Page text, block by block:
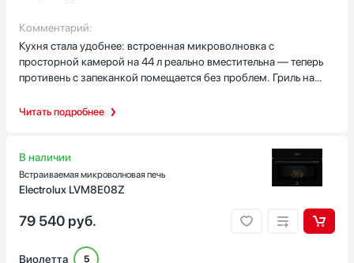
Читать подробнее
Комментарий:
Кухня стала удобнее: встроенная микроволновка с
просторной камерой на 44 л реально вместительна — теперь
противень с запеканкой помещается без проблем. Гриль на
и тосты, а сочетание СВЧ 1000 Вт и десяти уровней мощности
автоматическая разморозка выручают, когда нужно быстро
привести в порядок суп или разморозить кусок мяса к ужину.
Сенсорное управление, цифровой дисплей и таймер просты и
отсрочка пуска удобна, если нужно, чтобы к приходу гостей
всё было тёплым. Внутренняя эмаль чистится легко, а чёрный
корпус с покрытием от отпечатков остаётся аккуратным без
В наличии
Встраиваемая микроволновая печь
Electrolux LVM8E08Z
79 540 руб.
Виолетта 5